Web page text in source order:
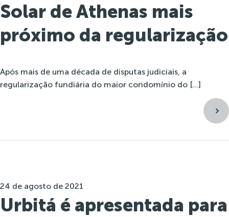
Solar de Athenas mais
próximo da regularização
Após mais de uma década de disputas judiciais, a
regularização fundiária do maior condomínio do […]
24 de agosto de 2021
Urbitá é apresentada para